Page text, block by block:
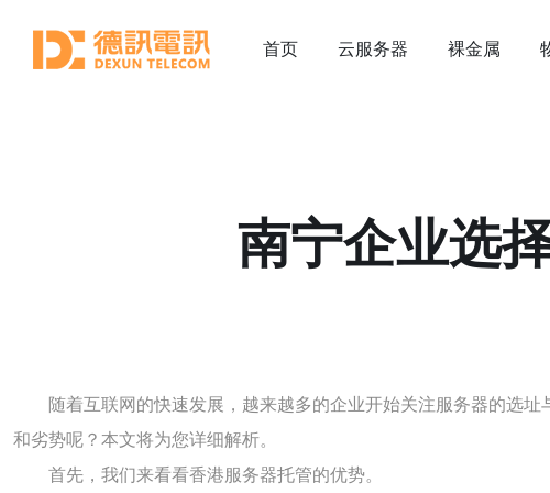
首页 云服务器 裸金属
南宁企业选
随着互联网的快速发展，越来越多的企业开始关注服务器的选
和劣势呢？本文将为您详细解析。
首先，我们来看看香港服务器托管的优势。